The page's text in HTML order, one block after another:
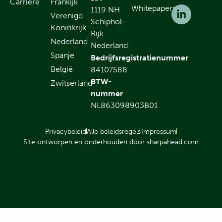
Verenigd
Koninkrijk
Nederland
Spanje
België
Zwitserland
1119 NH
Schiphol-
Rijk
Nederland
Bedrijfsregistratienummer
84107588
BTW-
nummer
NL863098903B01
Whitepapers
PrivacybeleidAlle beleidsregelsImpressum
Site ontworpen en onderhouden door sharpahead.com